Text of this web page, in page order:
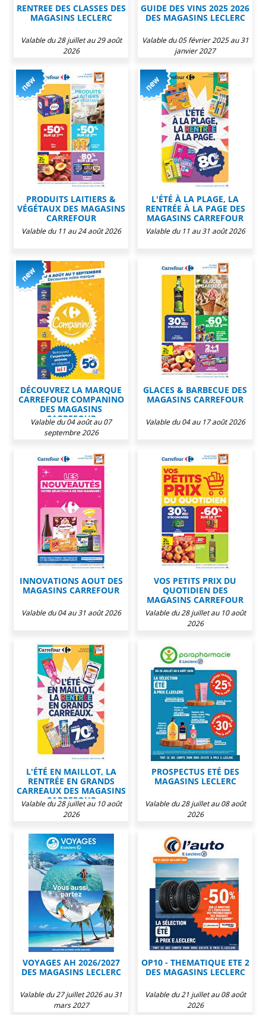
RENTREE DES CLASSES DES
MAGASINS LECLERC
Valable du 28 juillet au 29 août
2026
GUIDE DES VINS 2025 2026
DES MAGASINS LECLERC
Valable du 05 février 2025 au 31
janvier 2027
PRODUITS LAITIERS &
VÉGÉTAUX DES MAGASINS
CARREFOUR
Valable du 11 au 24 août 2026
L'ÉTÉ À LA PLAGE, LA
RENTRÉE À LA PAGE DES
MAGASINS CARREFOUR
Valable du 11 au 31 août 2026
DÉCOUVREZ LA MARQUE
CARREFOUR COMPANINO
DES MAGASINS
CARREFOUR
Valable du 04 août au 07
septembre 2026
GLACES & BARBECUE DES
MAGASINS CARREFOUR
Valable du 04 au 17 août 2026
INNOVATIONS AOUT DES
MAGASINS CARREFOUR
Valable du 04 au 31 août 2026
VOS PETITS PRIX DU
QUOTIDIEN DES
MAGASINS CARREFOUR
Valable du 28 juillet au 10 août
2026
L'ÉTÉ EN MAILLOT, LA
RENTRÉE EN GRANDS
CARREAUX DES MAGASINS
CARREFOUR
Valable du 28 juillet au 10 août
2026
PROSPECTUS ETÉ DES
MAGASINS LECLERC
Valable du 28 juillet au 08 août
2026
VOYAGES AH 2026/2027
DES MAGASINS LECLERC
Valable du 27 juillet 2026 au 31
mars 2027
OP10 - THEMATIQUE ETE 2
DES MAGASINS LECLERC
Valable du 21 juillet au 08 août
2026